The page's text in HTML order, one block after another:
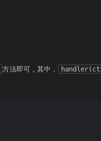
方法即可，其中，